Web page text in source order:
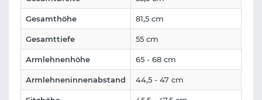
Gesamthöhe 81,5 cm
Gesamttiefe 55 cm
Armlehnenhöhe 65 - 68 cm
Armlehneninnenabstand 44,5 - 47 cm